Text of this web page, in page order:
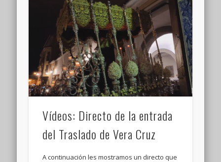
Vídeos: Directo de la entrada
del Traslado de Vera Cruz
A continuación les mostramos un directo que